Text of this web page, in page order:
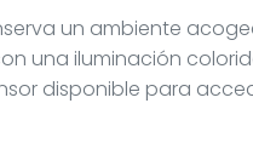
un ambiente
una iluminación
disponible para